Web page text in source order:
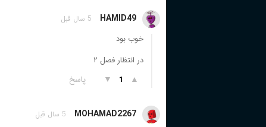
HAMID49 5 سال قبل
خوب بود
در انتظار فصل ۲
▲
1
▼ پاسخ
MOHAMAD2267 5 سال قبل